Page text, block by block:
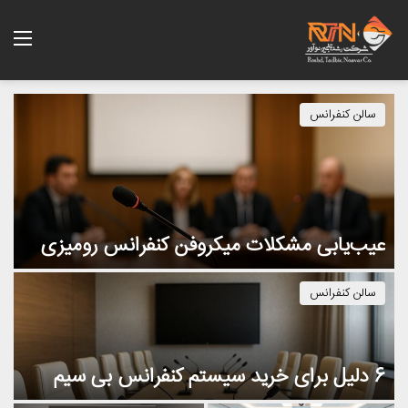
سالن کنفرانس
عیب‌یابی مشکلات میکروفن‌ کنفرانس رومیزی
سالن کنفرانس
6 دلیل برای خرید سیستم کنفرانس بی سیم